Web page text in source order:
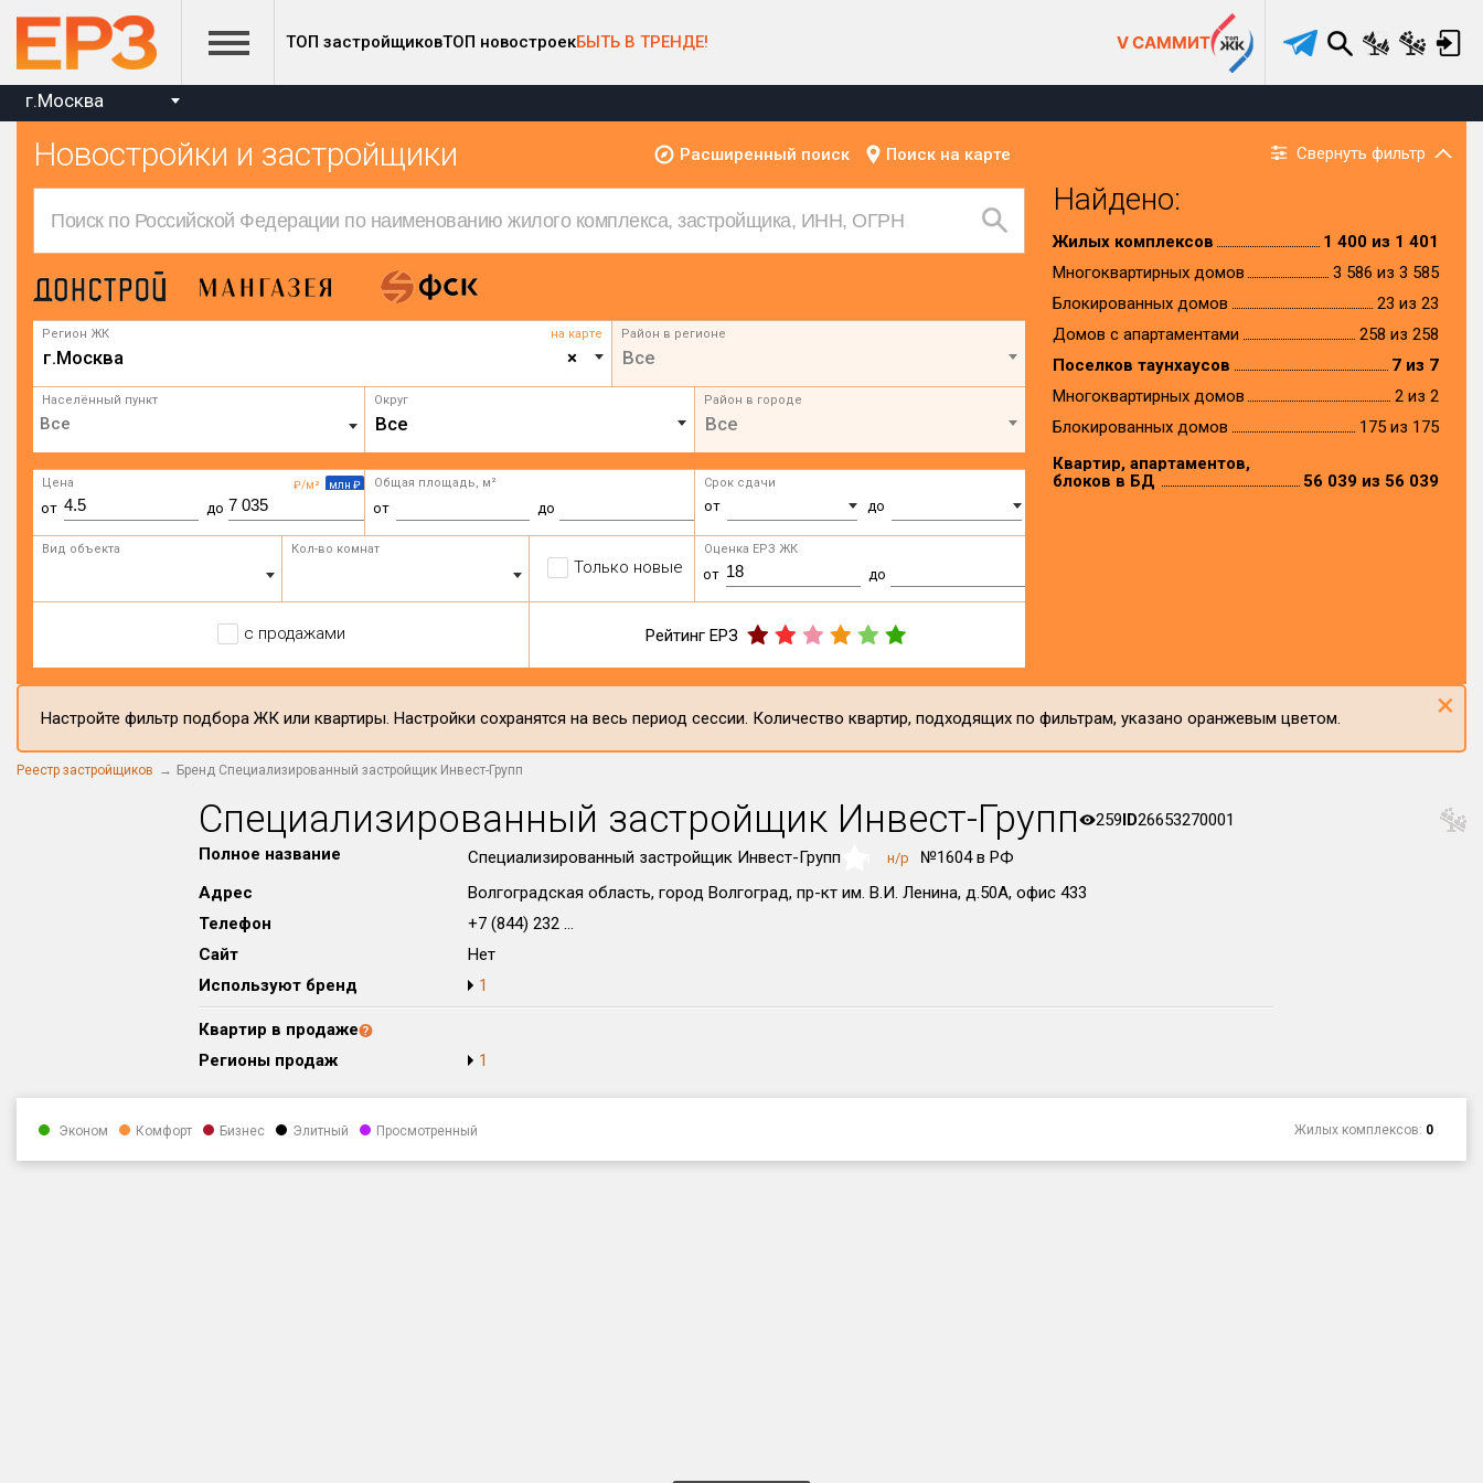
ТОП застройщиковТОП новостроекБЫТЬ В ТРЕНДЕ! V САММИТ
г.Москва
Новостройки и застройщики Расширенный поиск Поиск на карте Свернуть фильтр
Регион ЖК на карте
×
г.Москва
Район в регионе
Все
Населённый пункт Округ
Все
Район в городе
Все
₽/м² млн ₽
Цена
от до
Общая площадь, м²
от до
Срок сдачи
от до
Вид объекта Кол-во комнат
Только новые
Оценка ЕРЗ ЖК
от до
с продажами Рейтинг ЕРЗ
Найдено:
Жилых комплексов
1 400 из 1 401
Многоквартирных домов
3 586 из 3 585
Блокированных домов
23 из 23
Домов с апартаментами
258 из 258
Поселков таунхаусов
7 из 7
Многоквартирных домов
2 из 2
Блокированных домов
175 из 175
Квартир, апартаментов,
блоков в БД
56 039 из 56 039
Настройте фильтр подбора ЖК или квартиры. Настройки сохранятся на весь период сессии. Количество квартир, подходящих по фильтрам, указано оранжевым цветом. ×
Реестр застройщиков Бренд Специализированный застройщик Инвест-Групп
Специализированный застройщик Инвест-Групп 259ID26653270001
Полное название
Специализированный застройщик Инвест-Групп н/р
№1604 в РФ
Адрес
Волгоградская область, город Волгоград, пр-кт им. В.И. Ленина, д.50А, офис 433
Телефон
+7 (844) 232 ...
Сайт
Нет
Используют бренд
1
Квартир в продаже
Регионы продаж
1
Эконом Комфорт Бизнес Элитный Просмотренный Жилых комплексов: 0